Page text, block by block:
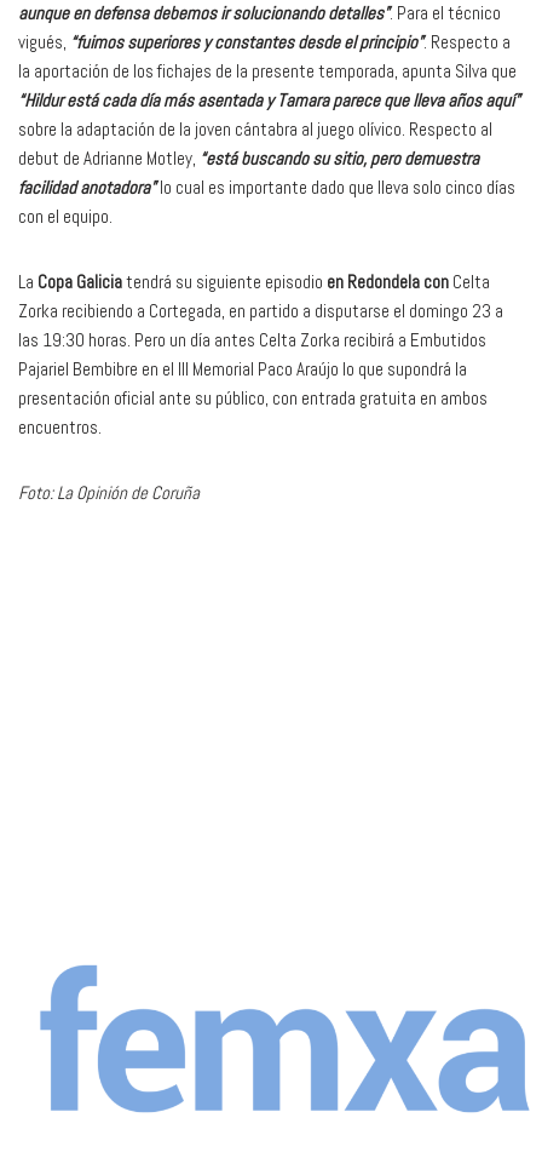
aunqueen defensa debemos ir solucionando detalles”. Para el técnico
vigués, “fuimos superiores y constantes desde el principio”. Respecto a
la aportación de los fichajes de la presente temporada, apunta Silva que
“Hildur está cada día más asentada y Tamara parece que lleva años aquí”
sobre la adaptación de la joven cántabra al juego olívico. Respecto al
debut de Adrianne Motley, “está buscando su sitio, pero demuestra
facilidad anotadora”lo cual es importante dado que lleva solo cinco días
con el equipo.
La Copa Galiciatendrá su siguiente episodio en Redondela con Celta
Zorka recibiendo a Cortegada, en partido a disputarse el domingo 23 a
las 19:30 horas. Pero un día antes Celta Zorka recibirá a Embutidos
Pajariel Bembibre en el III Memorial Paco Araújo lo que supondrá la
presentación oficial ante su público, con entrada gratuita en ambos
encuentros.
Foto: La Opinión de Coruña